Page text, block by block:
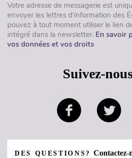
Votre adresse de messagerie est
envoyer les lettres d'information des
pouvez à tout moment utiliser le lien
intégré dans la newsletter. En savoir
vos données et vos droits
Suivez-
DES QUESTIONS?Contactez-